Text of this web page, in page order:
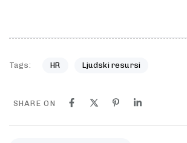
Tags: HR Ljudski resursi
SHARE ON